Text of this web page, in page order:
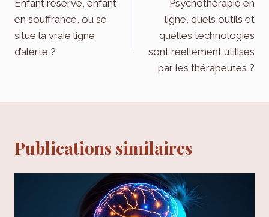
de
l’article
Enfant réservé, enfant
en souffrance, où se
situe la vraie ligne
d’alerte ?
Psychothérapie en
ligne, quels outils et
quelles technologies
sont réellement utilisés
par les thérapeutes ?
Publications similaires